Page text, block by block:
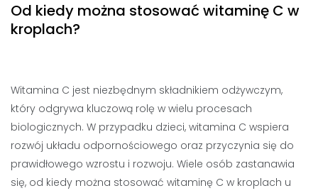
Od kiedy można stosować witaminę C w
kroplach?
Witamina C jest niezbędnym składnikiem odżywczym,
który odgrywa kluczową rolę w wielu procesach
biologicznych. W przypadku dzieci, witamina C wspiera
rozwój układu odpornościowego oraz przyczynia się do
prawidłowego wzrostu i rozwoju. Wiele osób zastanawia
się, od kiedy można stosować witaminę C w kroplach u